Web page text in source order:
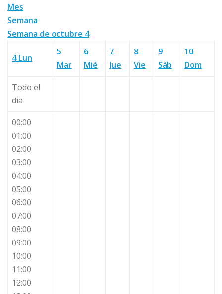
Mes
Semana
Semana de octubre 4
4 Lun
5
Mar
6
Mié
7
Jue
8
Vie
9
Sáb
10
Dom
Todo el
día
00:00
01:00
02:00
03:00
04:00
05:00
06:00
07:00
08:00
09:00
10:00
11:00
12:00